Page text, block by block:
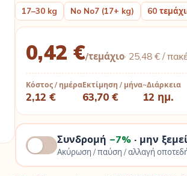
17–30 kg No No7 (17+ kg) 60
0,42 €/τεμάχιο· 25,48 € /
Κόστος / ημέρα
2,12 €
Εκτίμηση / μήνα
63,70 €
~Διάρκεια
12 ημ.
Συνδρομή −7%· μην
Ακύρωση / παύση / αλλαγή